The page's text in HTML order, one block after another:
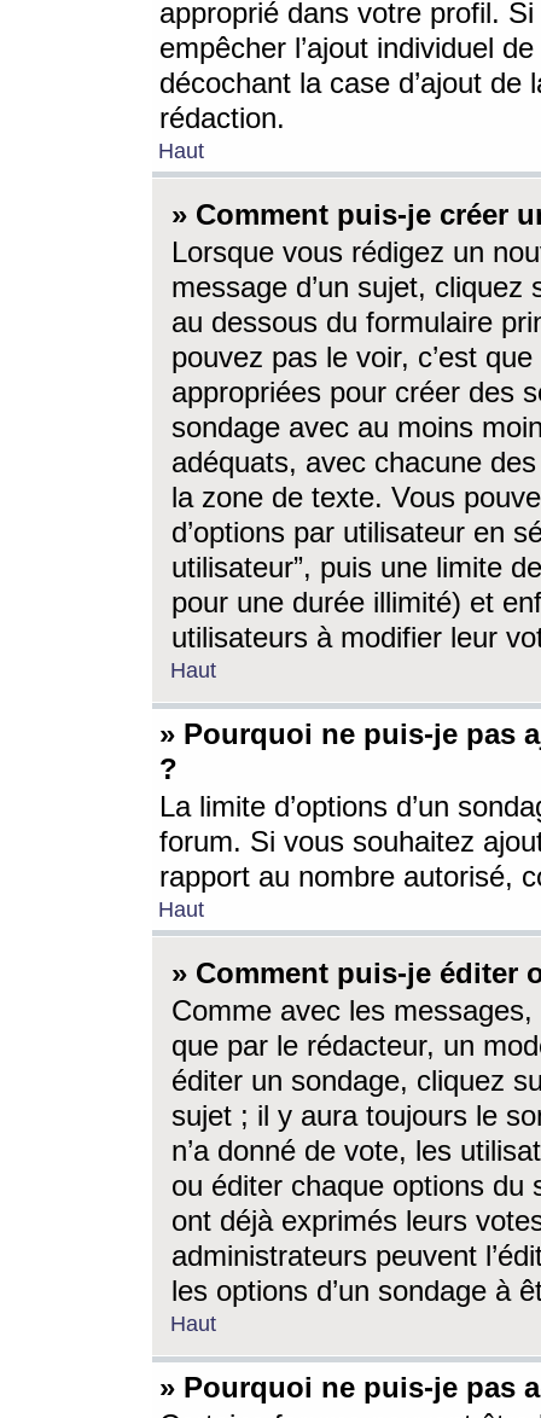
approprié dans votre profil.
empêcher l’ajout individuel
décochant la case d’ajout
rédaction.
Haut
» Comment puis-je créer
Lorsque vous rédigez un
message d’un sujet, cliquez
au dessous du formulaire
pouvez pas le voir, c’est
appropriées pour créer des
sondage avec au moins
adéquats, avec chacune
la zone de texte. Vous
d’options par utilisateur en
utilisateur”, puis une limite
pour une durée illimité) et
utilisateurs à modifier leur
Haut
» Pourquoi ne puis-je pas
?
La limite d’options d’un
forum. Si vous souhaitez
rapport au nombre autorisé,
Haut
» Comment puis-je éditer
Comme avec les
que par le rédacteur, un
éditer un sondage, cliquez
sujet ; il y aura toujours le
n’a donné de vote, les
ou éditer chaque options du
ont déjà exprimés leurs
administrateurs peuvent
les options d’un sondage à
Haut
» Pourquoi ne puis-je pas